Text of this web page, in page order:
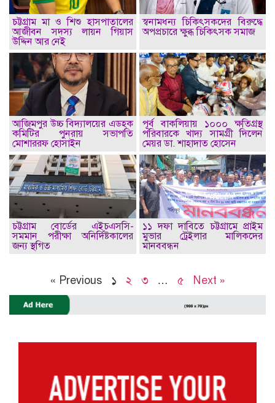
চট্টগ্রাম মা ও শিশু হাসপাতালের
আজীবন সদস্য লায়ন গিয়াস
উদ্দিন আর নেই
স্বনামধন্য চিকিৎসকদের বিরুদ্ধে
অপপ্রচারে ক্ষুব্ধ চিকিৎসক সমাজ
আজিমপুর উচ্চ বিদ্যালয়ের এডহক
কমিটির পুনরায় সভাপতি
মোশাররফ হোসাইন
পূর্ব বাকলিয়ায় ১০০০ ক্ষতিগ্রস্থ
পরিবারকে খাদ্য সামগ্রী দিলেন
মেয়র ডা. শাহাদাত হোসেন
চট্টগ্রাম বোর্ডের এইচএসসি-
সমমান পরীক্ষা অনির্দিষ্টকালের
জন্য স্থগিত
১১ দফা দাবিতে চট্টগ্রামে প্রাইম
মুভার ট্রেইলার মালিকদের
মানববন্ধন
« Previous ১ ২ ৩ … ৫ Next »